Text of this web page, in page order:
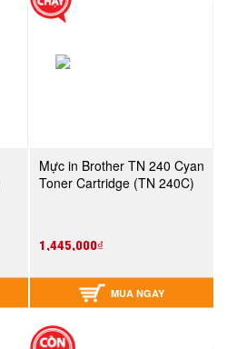
Mực in Brother TN 240 Cyan
Toner Cartridge (TN 240C)
1,445,000₫
MUA NGAY